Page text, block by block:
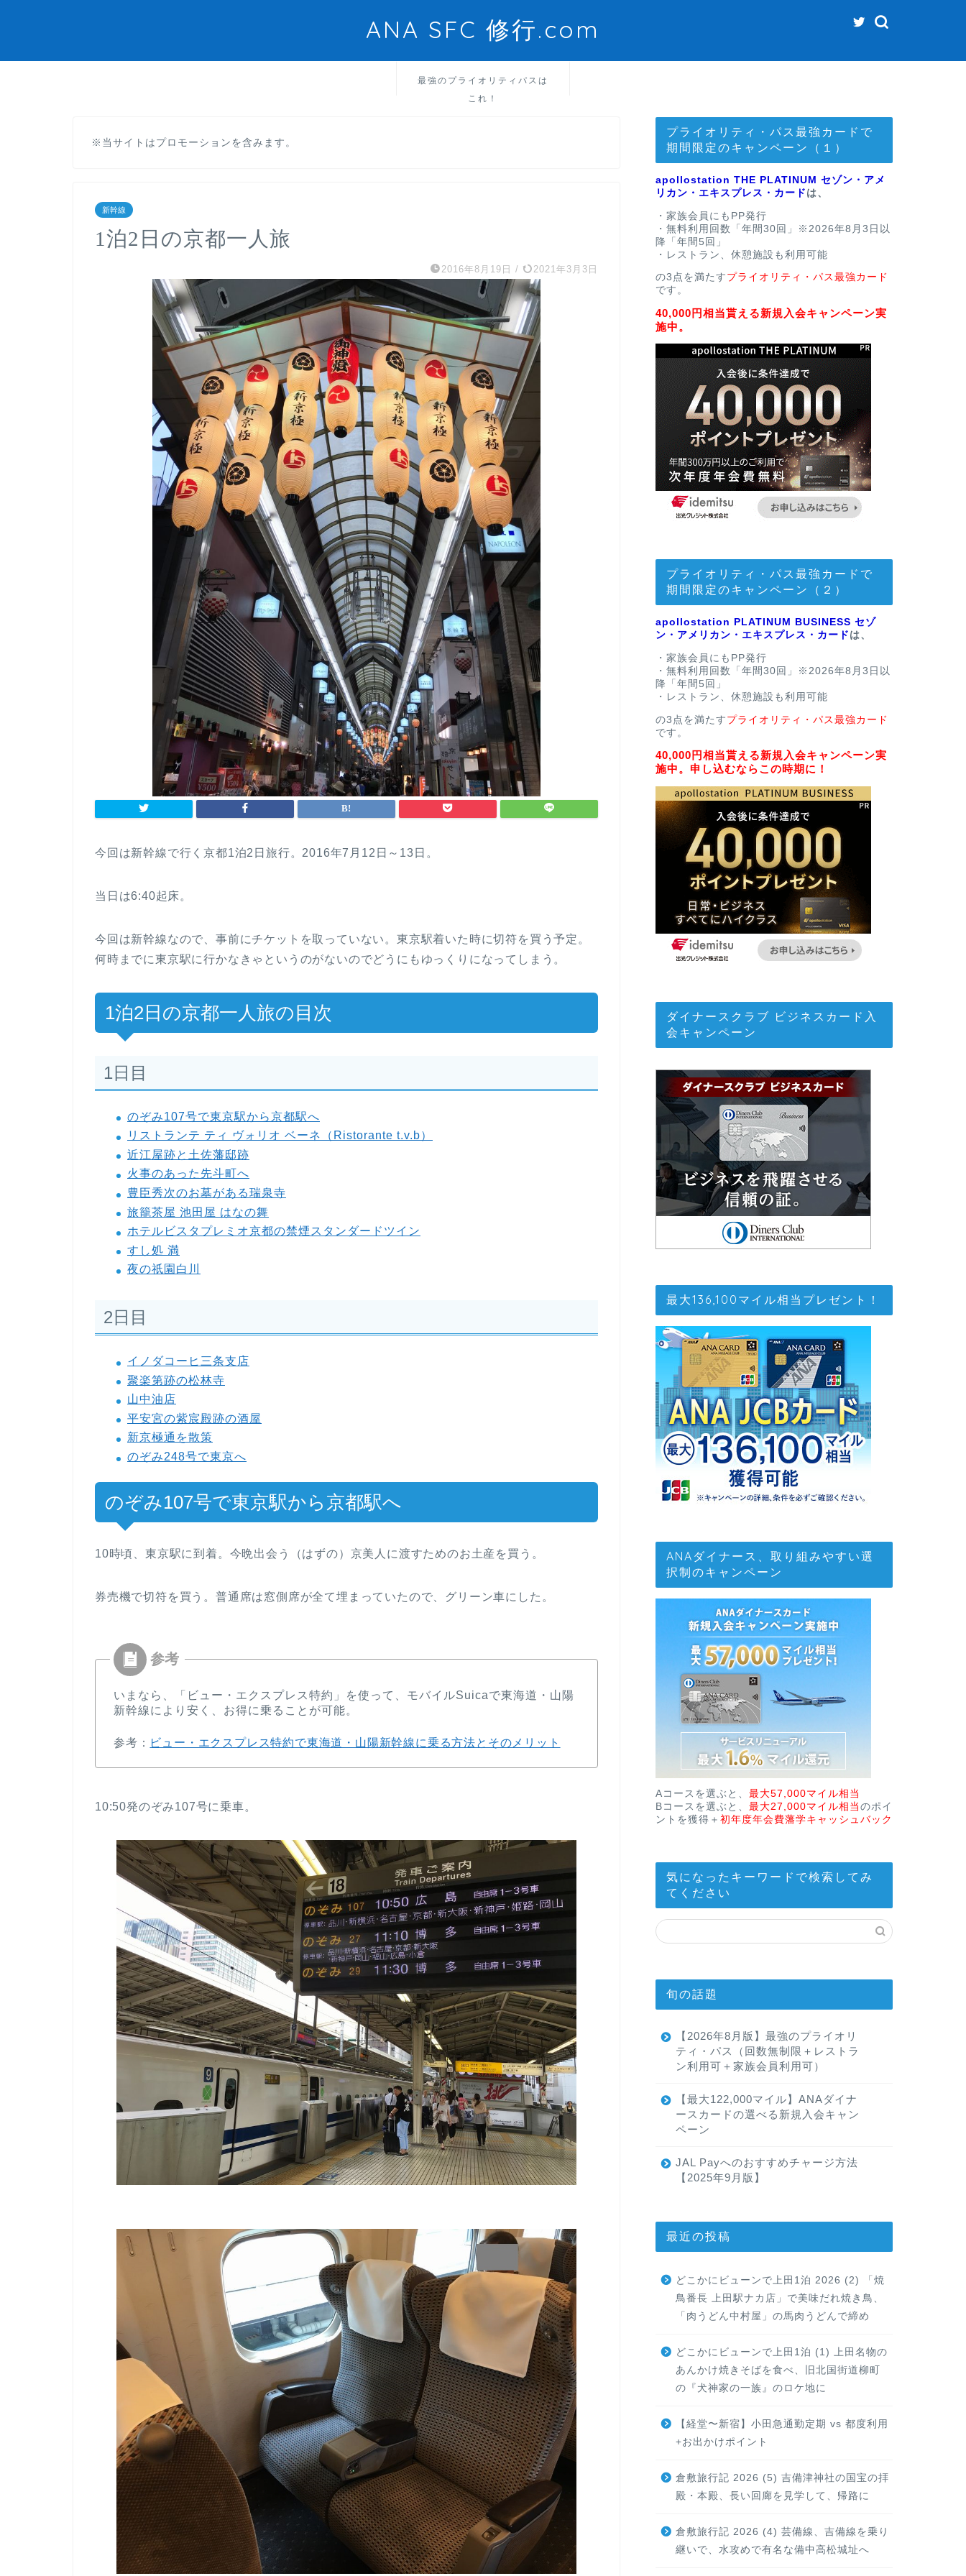
ANA SFC 修行.com
最強のプライオリティパスは
これ！
※当サイトはプロモーションを含みます。
新幹線
1泊2日の京都一人旅
2016年8月19日 / 2021年3月3日
今回は新幹線で行く京都1泊2日旅行。2016年7月12日～13日。
当日は6:40起床。
今回は新幹線なので、事前にチケットを取っていない。東京駅着いた時に切符を買う予定。
何時までに東京駅に行かなきゃというのがないのでどうにもゆっくりになってしまう。
1泊2日の京都一人旅の目次
1日目
のぞみ107号で東京駅から京都駅へ
リストランテ ティ ヴォリオ ベーネ（Ristorante t.v.b）
近江屋跡と土佐藩邸跡
火事のあった先斗町へ
豊臣秀次のお墓がある瑞泉寺
旅籠茶屋 池田屋 はなの舞
ホテルビスタプレミオ京都の禁煙スタンダードツイン
すし処 満
夜の祇園白川
2日目
イノダコーヒ三条支店
聚楽第跡の松林寺
山中油店
平安宮の紫宸殿跡の酒屋
新京極通を散策
のぞみ248号で東京へ
のぞみ107号で東京駅から京都駅へ
10時頃、東京駅に到着。今晩出会う（はずの）京美人に渡すためのお土産を買う。
券売機で切符を買う。普通席は窓側席が全て埋まっていたので、グリーン車にした。
いまなら、「ビュー・エクスプレス特約」を使って、モバイルSuicaで東海道・山陽
新幹線により安く、お得に乗ることが可能。
参考： ビュー・エクスプレス特約で東海道・山陽新幹線に乗る方法とそのメリット
10:50発のぞみ107号に乗車。
プライオリティ・パス最強カードで
期間限定のキャンペーン（１）
apollostation THE PLATINUM セゾン・アメ
リカン・エキスプレス・カード は、
・家族会員にもPP発行
・無料利用回数「年間30回」※2026年8月3日以
降「年間5回」
・レストラン、休憩施設も利用可能
の3点を満たす プライオリティ・パス最強カード
です。
40,000円相当貰える新規入会キャンペーン実
施中。
プライオリティ・パス最強カードで
期間限定のキャンペーン（２）
apollostation PLATINUM BUSINESS セゾ
ン・アメリカン・エキスプレス・カード は、
・家族会員にもPP発行
・無料利用回数「年間30回」※2026年8月3日以
降「年間5回」
・レストラン、休憩施設も利用可能
の3点を満たす プライオリティ・パス最強カード
です。
40,000円相当貰える新規入会キャンペーン実
施中。申し込むならこの時期に！
ダイナースクラブ ビジネスカード入
会キャンペーン
最大136,100マイル相当プレゼント！
ANAダイナース、取り組みやすい選
択制のキャンペーン
Aコースを選ぶと、 最大57,000マイル相当
Bコースを選ぶと、 最大27,000マイル相当 のポイ
ントを獲得＋ 初年度年会費藩学キャッシュバック
気になったキーワードで検索してみ
てください
旬の話題
【2026年8月版】最強のプライオリ
ティ・パス（回数無制限＋レストラ
ン利用可＋家族会員利用可）
【最大122,000マイル】ANAダイナ
ースカードの選べる新規入会キャン
ペーン
JAL Payへのおすすめチャージ方法
【2025年9月版】
最近の投稿
どこかにビューンで上田1泊 2026 (2) 「焼
鳥番長 上田駅ナカ店」で美味だれ焼き鳥、
「肉うどん中村屋」の馬肉うどんで締め
どこかにビューンで上田1泊 (1) 上田名物の
あんかけ焼きそばを食べ、旧北国街道柳町
の『犬神家の一族』のロケ地に
【経堂〜新宿】小田急通勤定期 vs 都度利用
+お出かけポイント
倉敷旅行記 2026 (5) 吉備津神社の国宝の拝
殿・本殿、長い回廊を見学して、帰路に
倉敷旅行記 2026 (4) 芸備線、吉備線を乗り
継いで、水攻めで有名な備中高松城址へ